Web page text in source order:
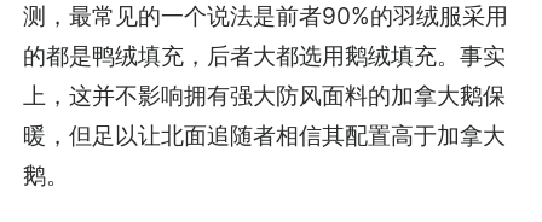
测，最常见的一个说法是前者90%的羽绒服采用
的都是鸭绒填充，后者大都选用鹅绒填充。事实
上，这并不影响拥有强大防风面料的加拿大鹅保
暖，但足以让北面追随者相信其配置高于加拿大
鹅。